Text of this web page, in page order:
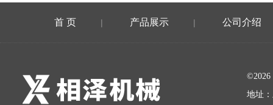
首 页 | 产品展示 | 公司介绍
地址